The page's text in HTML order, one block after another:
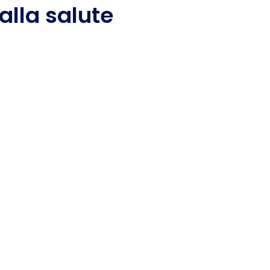
salute
Consumatori